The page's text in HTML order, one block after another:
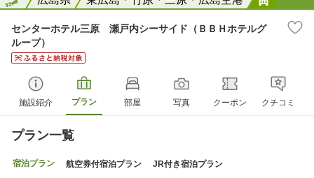
センターホテル三原 瀬戸内シーサイド（ＢＢＨホテルグ
ループ）
施設紹介 プラン 部屋 写真 クーポン クチコミ
プラン一覧
宿泊プラン 航空券付宿泊プラン JR付き宿泊プラン